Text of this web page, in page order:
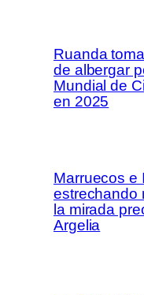
Ruanda
de albergar
Mundial de
en 2025
Marruecos e
estrechando
la mirada
Argelia